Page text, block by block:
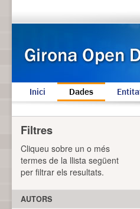
Inici Dades
Filtres
Cliqueu sobre un o més
termes de la llista següent
per filtrar els resultats.
AUTORS